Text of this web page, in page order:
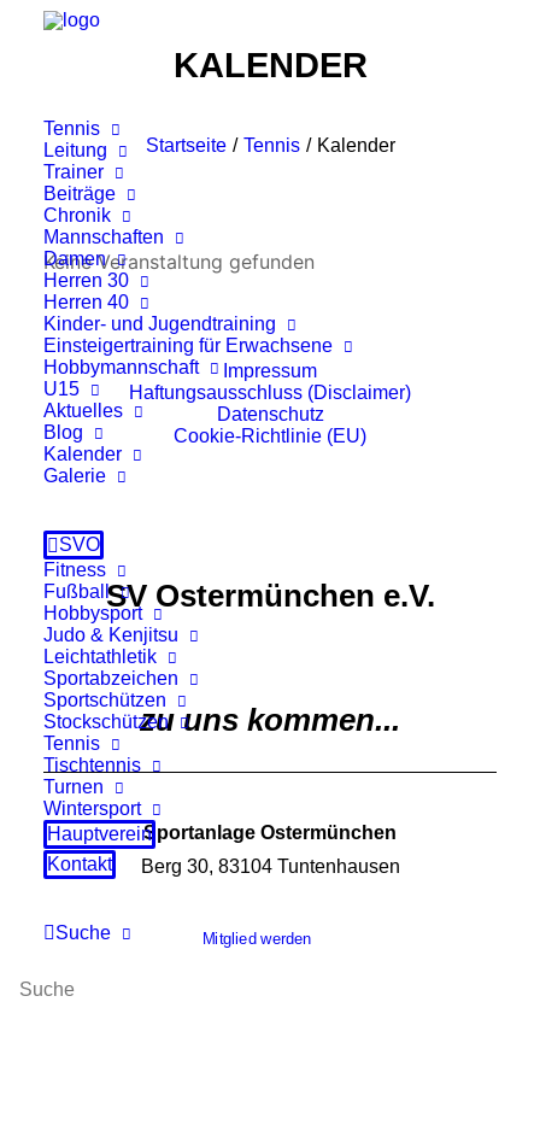
Tennis
Leitung
Trainer
Beiträge
Chronik
Mannschaften
Damen
Herren 30
Herren 40
Kinder- und Jugendtraining
Einsteigertraining für Erwachsene
Hobbymannschaft
U15
Aktuelles
Blog
Kalender
Galerie
SVO
Fitness
Fußball
Hobbysport
Judo & Kenjitsu
Leichtathletik
Sportabzeichen
Sportschützen
Stockschützen
Tennis
Tischtennis
Turnen
Wintersport
Hauptverein
Kontakt
Suche
KALENDER
Startseite Tennis Kalender
Keine Veranstaltung gefunden
Impressum
Haftungsausschluss (Disclaimer)
Datenschutz
Cookie-Richtlinie (EU)
SV Ostermünchen e.V.
zu uns kommen...
Sportanlage Ostermünchen
Berg 30, 83104 Tuntenhausen
Mitglied werden